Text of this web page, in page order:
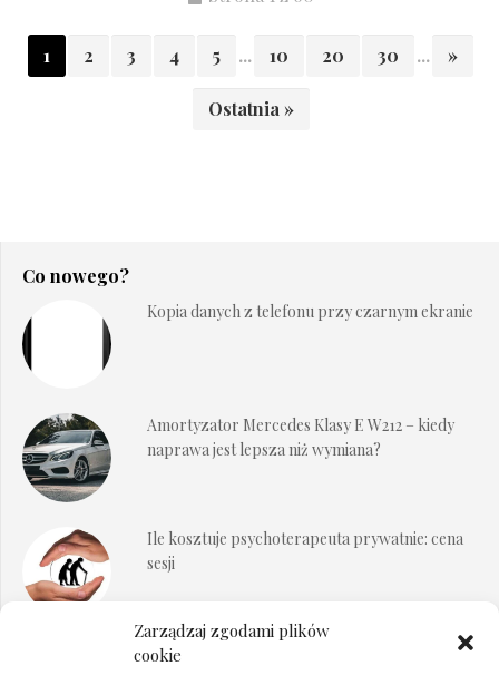
Zarządzaj zgodami plików
cookie
1 2 3 4 5 ... 10 20 30 ... »
Ostatnia »
Co nowego?
Kopia danych z telefonu przy czarnym ekranie
Amortyzator Mercedes Klasy E W212 – kiedy
naprawa jest lepsza niż wymiana?
Ile kosztuje psychoterapeuta prywatnie: cena
sesji
Dokumenty do odbioru przy zmianie biura